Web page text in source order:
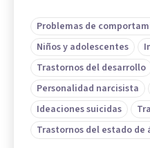
Problemas de
Niños y adolescentes
Trastornos del desarrollo
Personalidad narcisista
Ideaciones suicidas
Trastornos del estado de